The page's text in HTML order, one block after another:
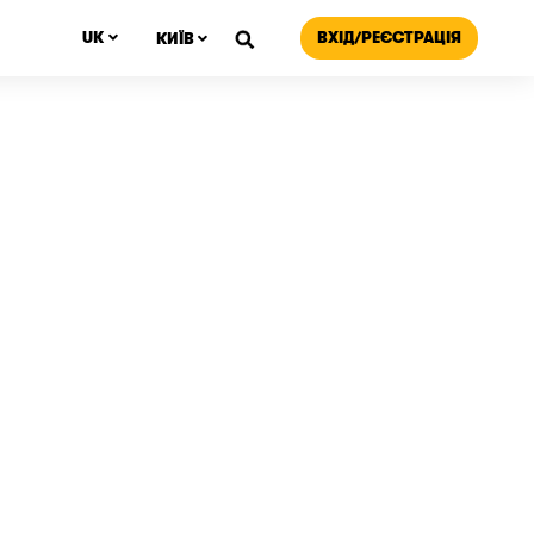
ВХІД/РЕЄСТРАЦІЯ
КИЇВ
UK